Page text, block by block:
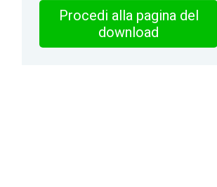
Procedi alla pagina del
download